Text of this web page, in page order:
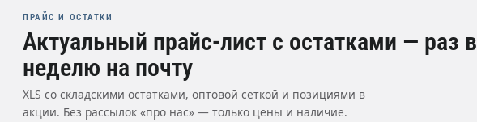
ПРАЙС И ОСТАТКИ
Актуальный прайс-лист с остатками — раз в
неделю на почту
XLS со складскими остатками, оптовой сеткой и позициями в
акции. Без рассылок «про нас» — только цены и наличие.